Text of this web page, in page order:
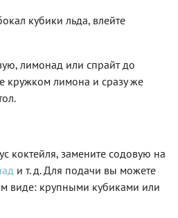
кубики льда, влейте
лимонад или спрайт до
кружком лимона и сразу же
коктейля, замените содовую на
и т. д. Для подачи вы можете
виде: крупными кубиками или